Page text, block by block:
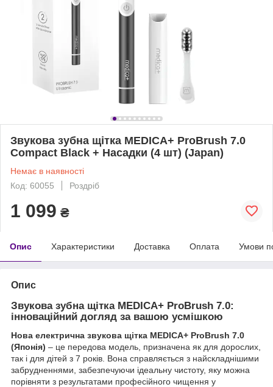
Звукова зубна щітка MEDICA+ ProBrush 7.0
Compact Black + Насадки (4 шт) (Japan)
Немає в наявності
Код: 60055
Роздріб
1 099 ₴
Опис Характеристики Доставка Оплата Умови
Опис
Звукова зубна щітка MEDICA+ ProBrush 7.0:
інноваційний догляд за вашою усмішкою
Нова електрична звукова щітка MEDICA+ ProBrush 7.0
(Японія) – це передова модель, призначена як для дорослих,
так і для дітей з 7 років. Вона справляється з найскладнішими
забрудненнями, забезпечуючи ідеальну чистоту, яку можна
порівняти з результатами професійного чищення у